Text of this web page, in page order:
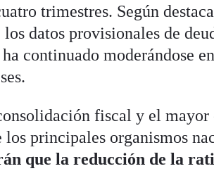
trimestres. Según
datos provisionales de
continuado moderándose
fiscal y el
los principales organismos
que la reducción de la